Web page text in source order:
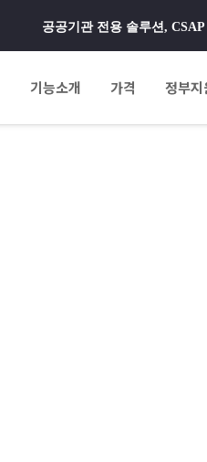
공공기관 전용 솔루션,
기능소개 가격 정부지